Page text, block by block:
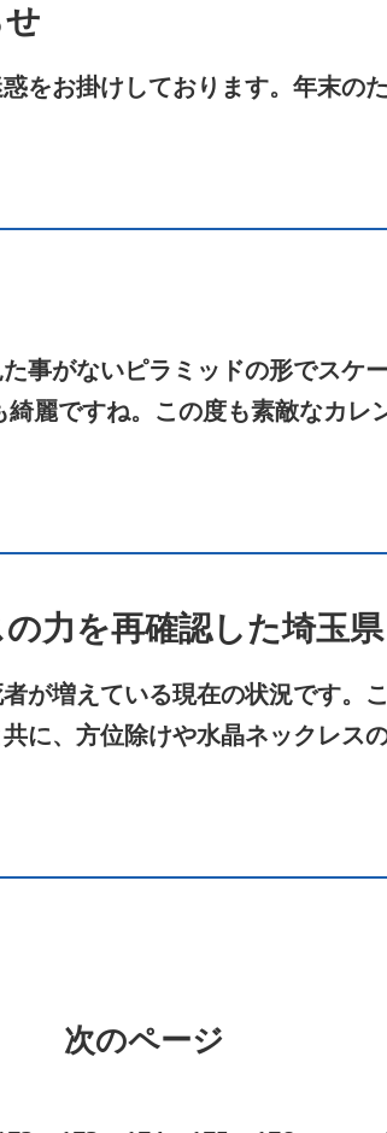
をお掛けしております。年末の
事がないピラミッドの形でスケ
麗ですね。この度も素敵なカレ
力を再確認した埼玉
が増えている現在の状況です。
に、方位除けや水晶ネックレス
次のページ